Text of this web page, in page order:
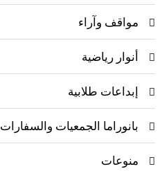
مواقف وآراء
أنوار رياضية
إبداعات طلابية
بانوراما الجمعيات والسفارات
منوعات